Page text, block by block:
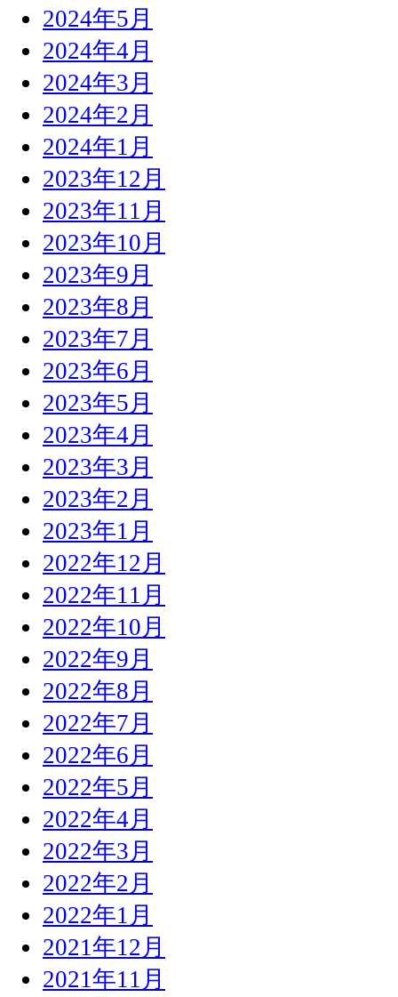
2024年5月
2024年4月
2024年3月
2024年2月
2024年1月
2023年12月
2023年11月
2023年10月
2023年9月
2023年8月
2023年7月
2023年6月
2023年5月
2023年4月
2023年3月
2023年2月
2023年1月
2022年12月
2022年11月
2022年10月
2022年9月
2022年8月
2022年7月
2022年6月
2022年5月
2022年4月
2022年3月
2022年2月
2022年1月
2021年12月
2021年11月